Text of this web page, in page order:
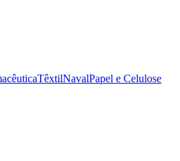
TêxtilNavalPapel e Celulose